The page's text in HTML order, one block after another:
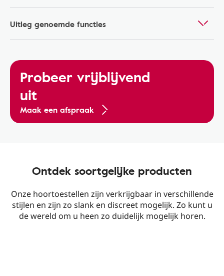
Uitleg genoemde functies
Probeer vrijblijvend
uit
Maak een afspraak
Ontdek soortgelijke producten
Onze hoortoestellen zijn verkrijgbaar in verschillende
stijlen en zijn zo slank en discreet mogelijk. Zo kunt u
de wereld om u heen zo duidelijk mogelijk horen.